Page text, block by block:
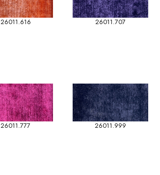
26011.616 26011.707
26011.777 26011.999